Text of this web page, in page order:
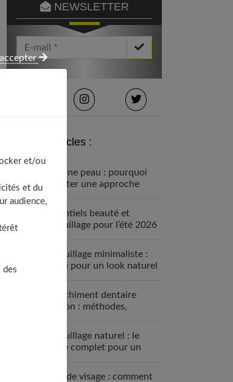
NEWSLETTER
Votre Email *
Derniers articles :
Routine peau : pourquoi
adopter une approche
Essentiels beauté et
maquillage pour l’été 2026
Maquillage minimaliste :
guide pour un look naturel
Blanchiment dentaire
maison : méthodes,
Maquillage naturel : le
guide complet pour un
Soin de visage : comment
et/ou
et du
audience,
des